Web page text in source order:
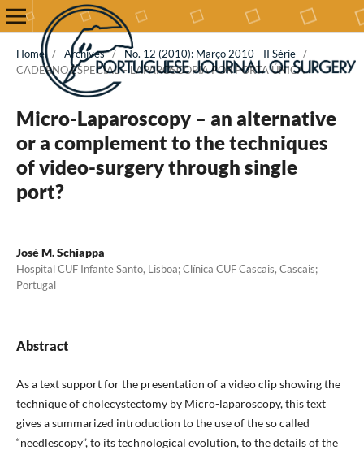
Home / Archives / No. 12 (2010): Março 2010 - II Série /
CADERNO ESPECIAL – LAPAROSCOPIA POR PORTA ÚNICA
Micro-Laparoscopy – an alternative
or a complement to the techniques
of video-surgery through single
port?
José M. Schiappa
Hospital CUF Infante Santo, Lisboa; Clínica CUF Cascais, Cascais;
Portugal
Abstract
As a text support for the presentation of a video clip showing the
technique of cholecystectomy by Micro-laparoscopy, this text
gives a summarized introduction to the use of the so called
“needlescopy”, to its technological evolution, to the details of the